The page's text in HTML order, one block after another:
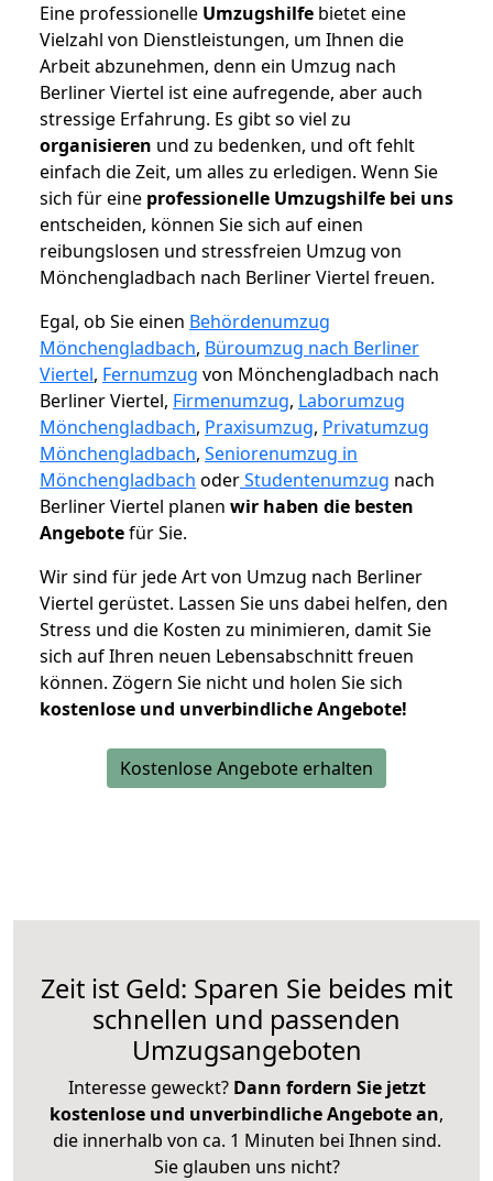
Eine professionelle Umzugshilfe bietet eine
Vielzahl von Dienstleistungen, um Ihnen die
Arbeit abzunehmen, denn ein Umzug nach
Berliner Viertel ist eine aufregende, aber auch
stressige Erfahrung. Es gibt so viel zu
organisieren und zu bedenken, und oft fehlt
einfach die Zeit, um alles zu erledigen. Wenn Sie
sich für eine professionelle Umzugshilfe bei uns
entscheiden, können Sie sich auf einen
reibungslosen und stressfreien Umzug von
Mönchengladbach nach Berliner Viertel freuen.
Egal, ob Sie einen Behördenumzug
Mönchengladbach, Büroumzug nach Berliner
Viertel, Fernumzug von Mönchengladbach nach
Berliner Viertel, Firmenumzug, Laborumzug
Mönchengladbach, Praxisumzug, Privatumzug
Mönchengladbach, Seniorenumzug in
Mönchengladbach oderStudentenumzug nach
Berliner Viertel planen wir haben die besten
Angebotefür Sie.
Wir sind für jede Art von Umzug nach Berliner
Viertel gerüstet. Lassen Sie uns dabei helfen, den
Stress und die Kosten zu minimieren, damit Sie
sich auf Ihren neuen Lebensabschnitt freuen
können. Zögern Sie nicht und holen Sie sich
kostenlose und unverbindliche Angebote!
Kostenlose Angebote erhalten
Zeit ist Geld: Sparen Sie beides mit
schnellen und passenden
Umzugsangeboten
Interesse geweckt? Dann fordern Sie jetzt
kostenlose und unverbindliche Angebote an,
die innerhalb von ca. 1 Minuten bei Ihnen sind.
Sie glauben uns nicht?